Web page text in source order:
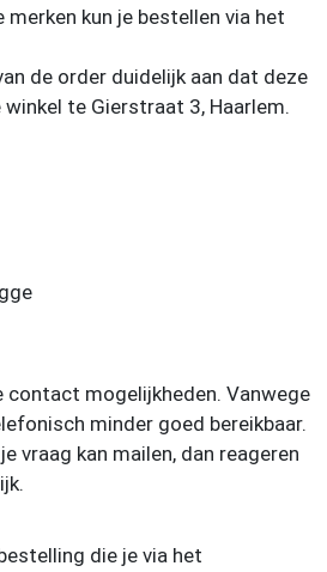
merken kun je bestellen via het
de order duidelijk aan dat deze
te Gierstraat 3, Haarlem.
contact mogelijkheden. Vanwege
minder goed bereikbaar.
vraag kan mailen, dan reageren
die je via het